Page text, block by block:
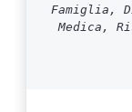
Famiglia,
Medica,